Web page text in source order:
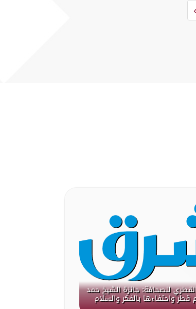
›
للصحافة: جائزة الشيخ حمد
واحتفاءها بالفكر والسلام